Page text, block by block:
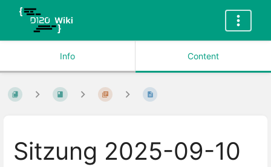
Info Content
Sitzung 2025-09-10